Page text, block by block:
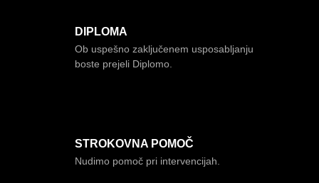
DIPLOMA
Ob uspešno zaključenem usposabljanju
boste prejeli Diplomo.
STROKOVNA POMOČ
Nudimo pomoč pri intervencijah.